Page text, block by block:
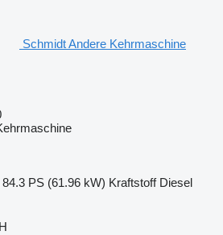
Schmidt Andere Kehrmaschine
84.3 PS (61.96 kW) Kraftstoff Diesel